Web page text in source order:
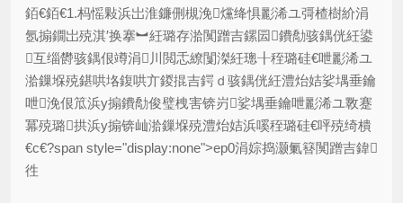
銆€銆€1.杩愮敤浜岀淮鐮侀槻浼爣绛惧彲浠ユ彁楂樹紒涓
氬搧鐗岀殑淇′换搴︼紝璐存湁闃蹭吉鏍囩鐨勪骇鍝侊紝鍙
互缁欎骇鍝佷竴涓川閲忎繚闅滐紝璁╂秷璐硅€呭彲浠ユ
湁鏁堢殑鍖哄垎鍑哄亣鍐掍吉鍔ｄ骇鍝侊紝澧炲姞娑堣垂鑰
呭浼佷笟浜у搧鐨勪俊璧栧害锛岃娑堣垂鑰呭彲浠ユ斁蹇
冪殑璐拱浜у搧锛屾湁鏁堢殑澧炲姞浜嗘秷璐硅€呯殑绮樻
€с€?span style="display:none">ep0涓婃捣灏氭簮闃蹭吉鍏
徃